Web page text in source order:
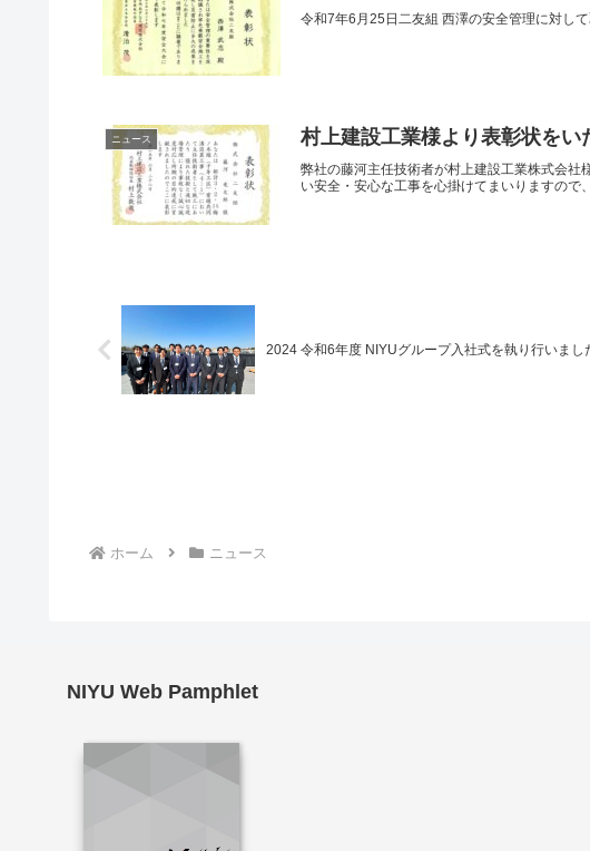
令和7年6月25日二友組 西澤の安全管理に対し
ニュース 村上建設工業様より表彰状をい
弊社の藤河主任技術者が村上建設工業株式会
い安全・安心な工事を心掛けてまいりますので
2024 令和6年度 NIYUグループ入社式を執り行いまし
ホーム ニュース
NIYU Web Pamphlet